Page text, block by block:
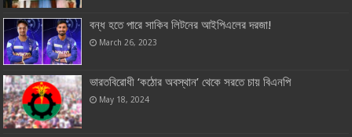
বন্ধ হতে পারে সাকিব লিটনের আইপিএলের দরজা!
March 26, 2023
ভারতবিরোধী ‘কঠোর অবস্থান’ থেকে সরতে চায় বিএনপি
May 18, 2024